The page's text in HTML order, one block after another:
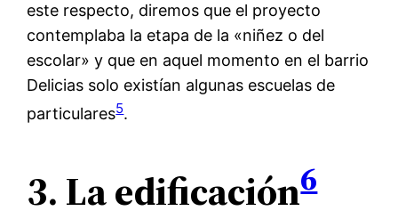
este respecto, diremos que el proyecto
contemplaba la etapa de la «niñez o del
escolar» y que en aquel momento en el barrio
Delicias solo existían algunas escuelas de
particulares5.
3.La edificación6